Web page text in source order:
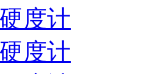
度计
度计